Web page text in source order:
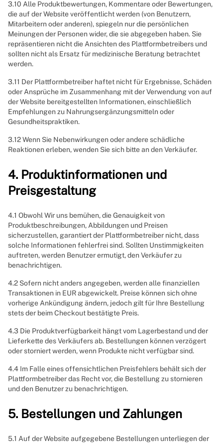
3.10 Alle Produktbewertungen, Kommentare oder Bewertungen,
die auf der Website veröffentlicht werden (von Benutzern,
Mitarbeitern oder anderen), spiegeln nur die persönlichen
Meinungen der Personen wider, die sie abgegeben haben. Sie
repräsentieren nicht die Ansichten des Plattformbetreibers und
sollten nicht als Ersatz für medizinische Beratung betrachtet
werden.
3.11 Der Plattformbetreiber haftet nicht für Ergebnisse, Schäden
oder Ansprüche im Zusammenhang mit der Verwendung von auf
der Website bereitgestellten Informationen, einschließlich
Empfehlungen zu Nahrungsergänzungsmitteln oder
Gesundheitspraktiken.
3.12 Wenn Sie Nebenwirkungen oder andere schädliche
Reaktionen erleben, wenden Sie sich bitte an den Verkäufer.
4. Produktinformationen und
Preisgestaltung
4.1 Obwohl Wir uns bemühen, die Genauigkeit von
Produktbeschreibungen, Abbildungen und Preisen
sicherzustellen, garantiert der Plattformbetreiber nicht, dass
solche Informationen fehlerfrei sind. Sollten Unstimmigkeiten
auftreten, werden Benutzer ermutigt, den Verkäufer zu
benachrichtigen.
4.2 Sofern nicht anders angegeben, werden alle finanziellen
Transaktionen in EUR abgewickelt. Preise können sich ohne
vorherige Ankündigung ändern, jedoch gilt für Ihre Bestellung
stets der beim Checkout bestätigte Preis.
4.3 Die Produktverfügbarkeit hängt vom Lagerbestand und der
Lieferkette des Verkäufers ab. Bestellungen können verzögert
oder storniert werden, wenn Produkte nicht verfügbar sind.
4.4 Im Falle eines offensichtlichen Preisfehlers behält sich der
Plattformbetreiber das Recht vor, die Bestellung zu stornieren
und den Benutzer zu benachrichtigen.
5. Bestellungen und Zahlungen
5.1 Auf der Website aufgegebene Bestellungen unterliegen der